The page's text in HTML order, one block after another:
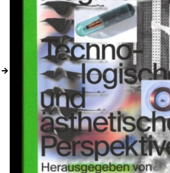
KONTAKT
KUNDENKONTO